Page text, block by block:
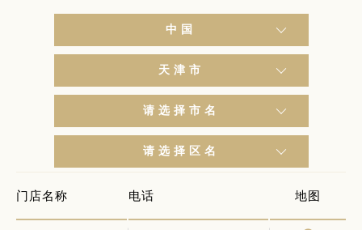
中国
天津市
请选择市名
请选择区名
门店名称 电话 地图